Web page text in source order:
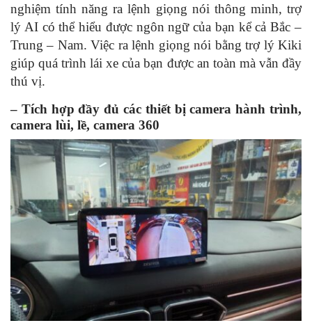
nghiệm tính năng ra lệnh giọng nói thông minh, trợ
lý AI có thể hiểu được ngôn ngữ của bạn kể cả Bắc –
Trung – Nam. Việc ra lệnh giọng nói bằng trợ lý Kiki
giúp quá trình lái xe của bạn được an toàn mà vẫn đầy
thú vị.
– Tích hợp đầy đủ các thiết bị camera hành trình,
camera lùi, lề, camera 360